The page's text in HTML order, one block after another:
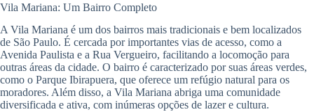
Vila Mariana: Um Bairro Completo
A Vila Mariana é um dos bairros mais tradicionais e bem localizados
de São Paulo. É cercada por importantes vias de acesso, como a
Avenida Paulista e a Rua Vergueiro, facilitando a locomoção para
outras áreas da cidade. O bairro é caracterizado por suas áreas verdes,
como o Parque Ibirapuera, que oferece um refúgio natural para os
moradores. Além disso, a Vila Mariana abriga uma comunidade
diversificada e ativa, com inúmeras opções de lazer e cultura.